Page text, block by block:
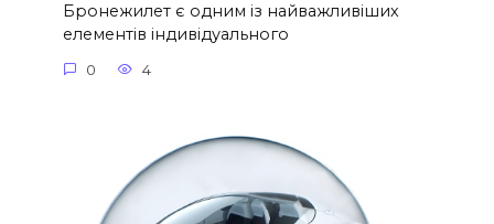
Бронежилет є одним із найважливіших
елементів індивідуального
0 4